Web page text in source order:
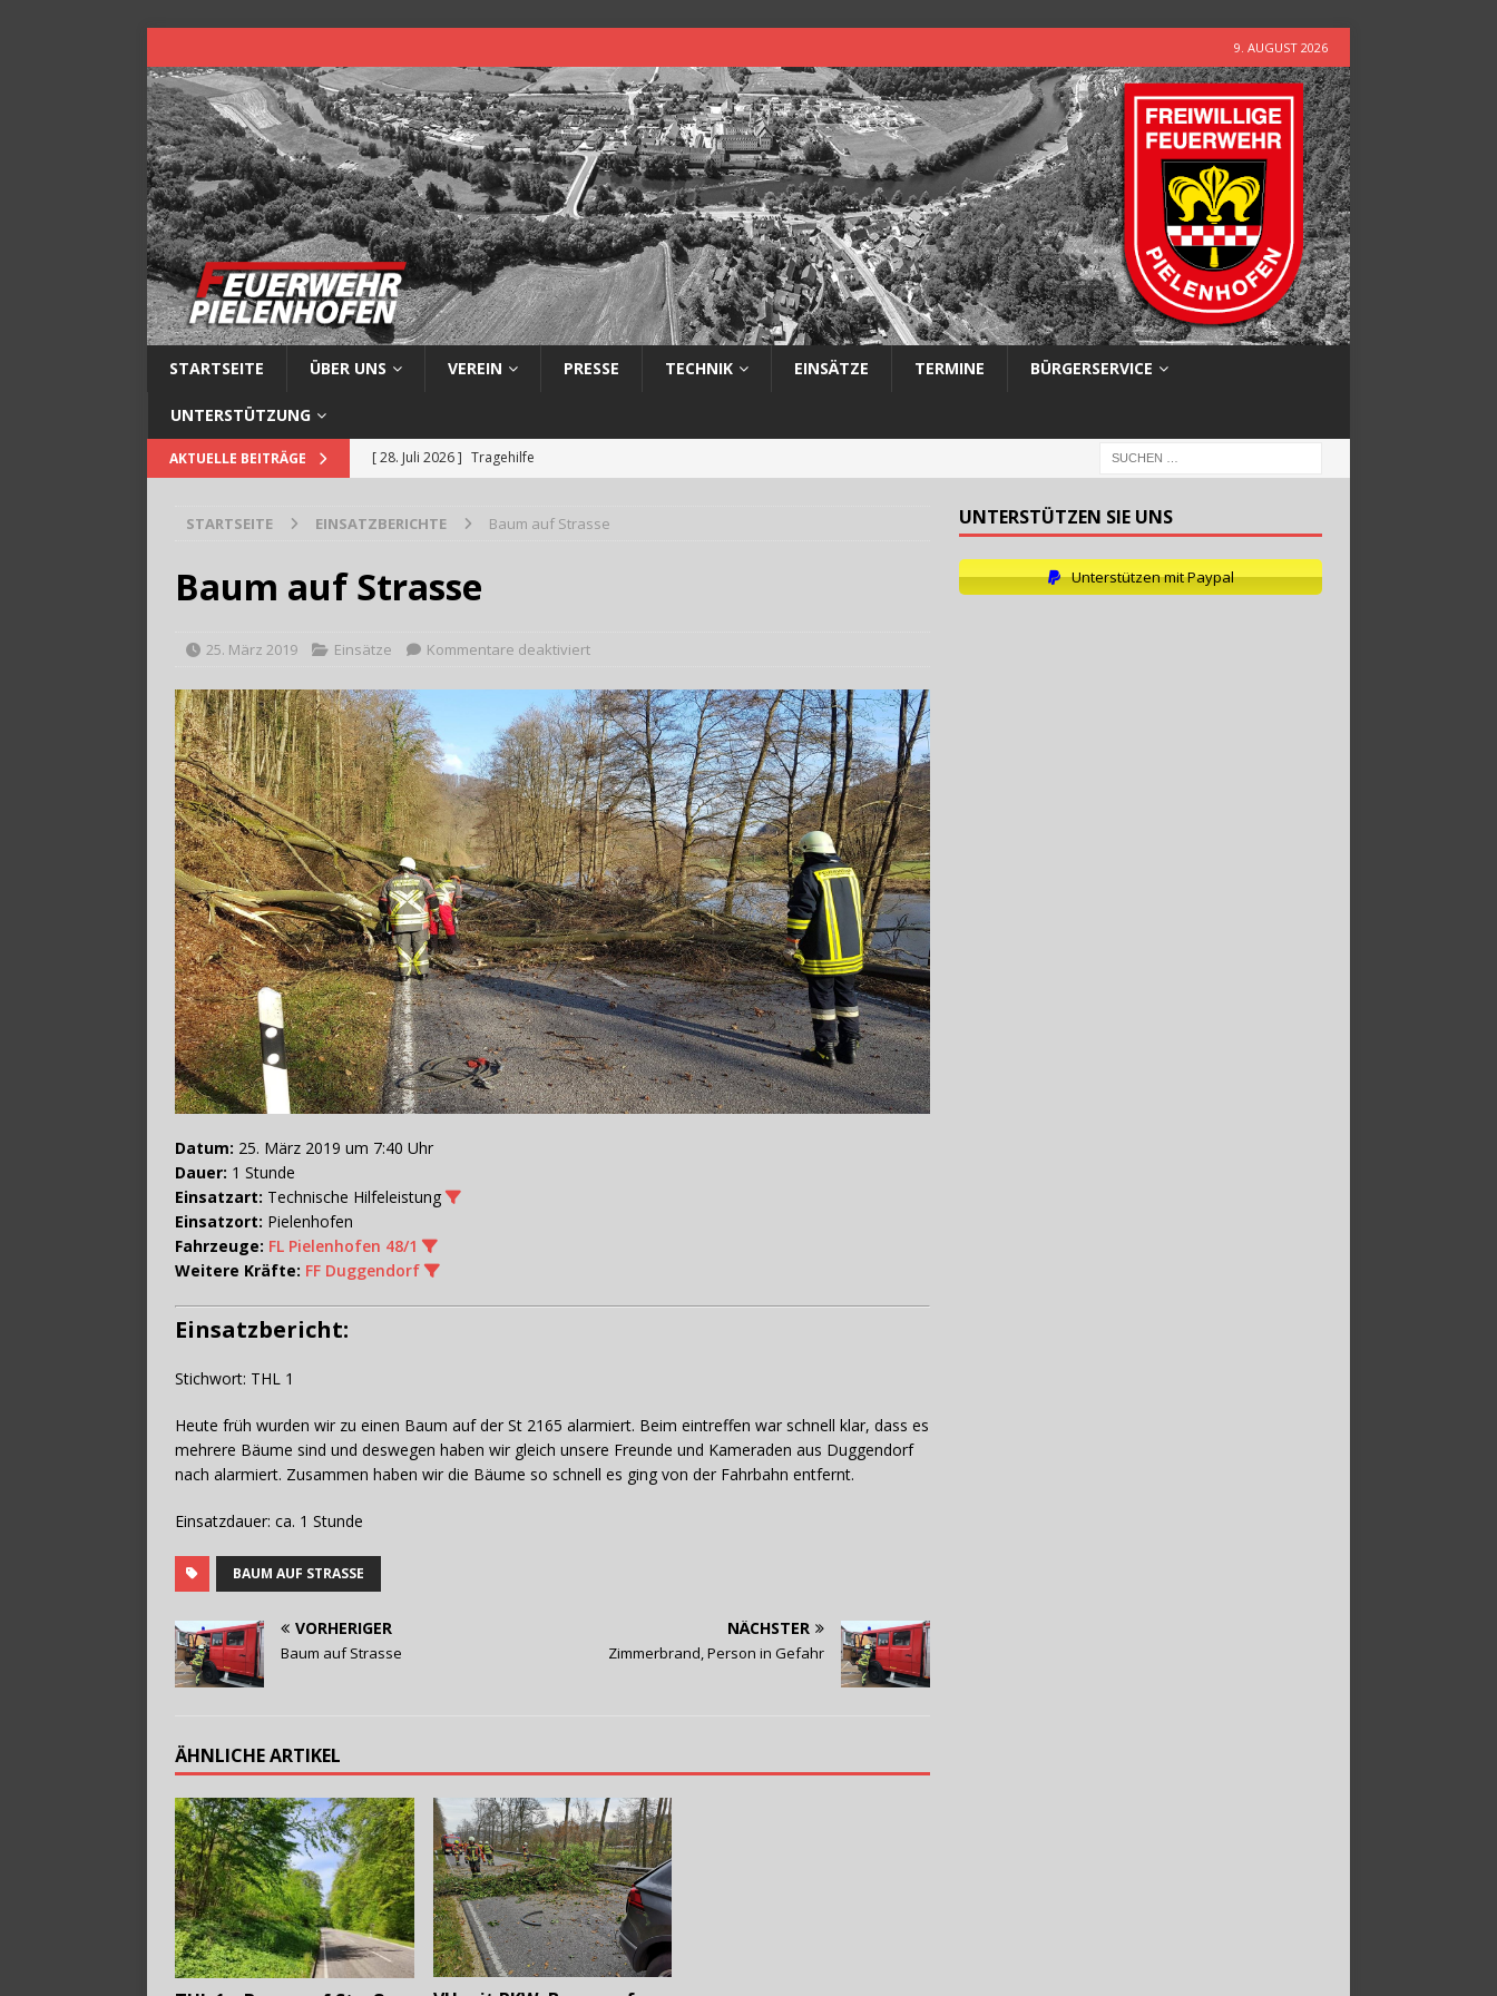
9. AUGUST 2026
STARTSEITE ÜBER UNS VEREIN PRESSE TECHNIK EINSÄTZE TERMINE BÜRGERSERVICE
UNTERSTÜTZUNG
AKTUELLE BEITRÄGE [ 28. Juli 2026 ] Tragehilfe
[ 9. August 2026 ]
Blaulichtlauf 2026
STARTSEITE EINSATZBERICHTE Baum auf Strasse
Baum auf Strasse
25. März 2019 Einsätze Kommentare deaktiviert
Datum: 25. März 2019 um 7:40 Uhr
Dauer: 1 Stunde
Einsatzart: Technische Hilfeleistung
Einsatzort: Pielenhofen
Fahrzeuge: FL Pielenhofen 48/1
Weitere Kräfte: FF Duggendorf
Einsatzbericht:
Stichwort: THL 1
Heute früh wurden wir zu einen Baum auf der St 2165 alarmiert. Beim eintreffen war schnell klar, dass es
mehrere Bäume sind und deswegen haben wir gleich unsere Freunde und Kameraden aus Duggendorf
nach alarmiert. Zusammen haben wir die Bäume so schnell es ging von der Fahrbahn entfernt.
Einsatzdauer: ca. 1 Stunde
BAUM AUF STRASSE
VORHERIGER
Baum auf Strasse
NÄCHSTER
Zimmerbrand, Person in Gefahr
ÄHNLICHE ARTIKEL
UNTERSTÜTZEN SIE UNS
Unterstützen mit Paypal